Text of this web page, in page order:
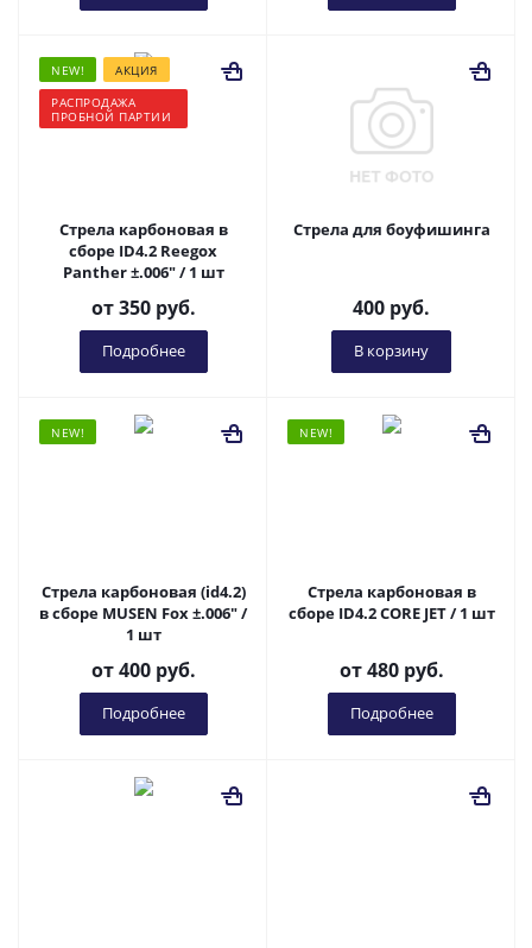
NEW!
АКЦИЯ
РАСПРОДАЖА
ПРОБНОЙ ПАРТИИ
Стрела карбоновая в
сборе ID4.2 Reegox
Panther ±.006" / 1 шт
от350 руб.
Подробнее
Стрела для боуфишинга
400 руб.
В корзину
NEW!
Стрела карбоновая (id4.2)
в сборе MUSEN Fox ±.006" /
1 шт
от400 руб.
Подробнее
NEW!
Стрела карбоновая в
сборе ID4.2 CORE JET / 1 шт
от480 руб.
Подробнее